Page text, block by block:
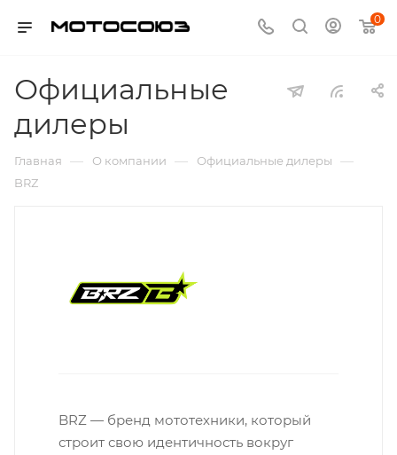
0
Официальные
дилеры
Главная — О компании — Официальные дилеры —
BRZ
BRZ — бренд мототехники, который
строит свою идентичность вокруг